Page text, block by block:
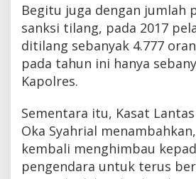
Begitu juga dengan jumlah
sanksi tilang, pada 2017
ditilang sebanyak 4.777
pada tahun ini hanya
Kapolres.
Sementara itu, Kasat
Oka Syahrial
kembali menghimbau
pengendara untuk terus